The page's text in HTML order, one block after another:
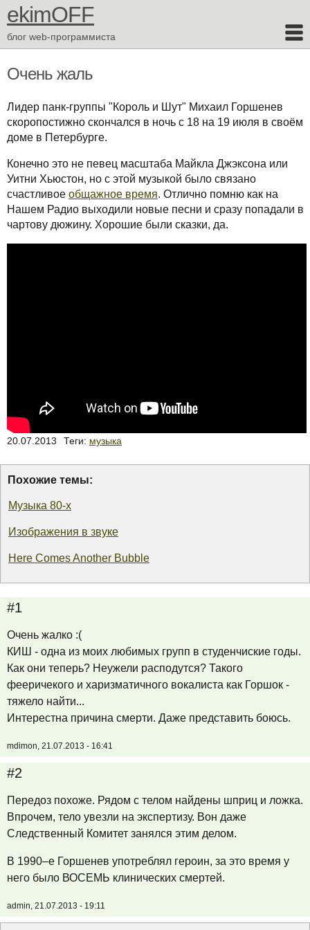
ekimOFF
блог web-программиста
Очень жаль
Лидер панк-группы "Король и Шут" Михаил Горшенев
скоропостижно скончался в ночь с 18 на 19 июля в своём
доме в Петербурге.
Конечно это не певец масштаба Майкла Джэксона или
Уитни Хьюстон, но с этой музыкой было связано
счастливое общажное время. Отлично помню как на
Нашем Радио выходили новые песни и сразу попадали в
чартову дюжину. Хорошие были сказки, да.
20.07.2013 Теги: музыка
Похожие темы:
Музыка 80-х
Изображения в звуке
Here Comes Another Bubble
#1
Очень жалко :(
КИШ - одна из моих любимых групп в студенчиские годы.
Как они теперь? Неужели расподутся? Такого
фееричекого и харизматичного вокалиста как Горшок -
тяжело найти...
Интерестна причина смерти. Даже представить боюсь.
mdimon, 21.07.2013 - 16:41
#2
Передоз похоже. Рядом с телом найдены шприц и ложка.
Впрочем, тело увезли на экспертизу. Вон даже
Следственный Комитет занялся этим делом.
В 1990–е Горшенев употреблял героин, за это время у
него было ВОСЕМЬ клинических смертей.
admin, 21.07.2013 - 19:11